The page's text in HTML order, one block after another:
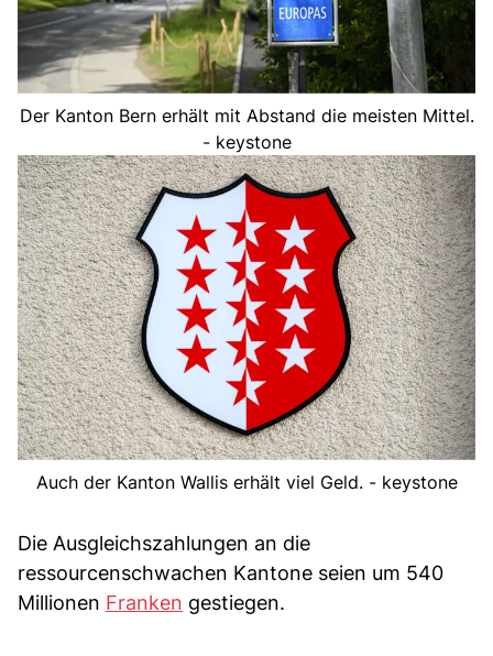
Der Kanton Bern erhält mit Abstand die meisten Mittel.
- keystone
Auch der Kanton Wallis erhält viel Geld. - keystone
Die Ausgleichszahlungen an die
ressourcenschwachen Kantone seien um 540
Millionen Franken gestiegen.